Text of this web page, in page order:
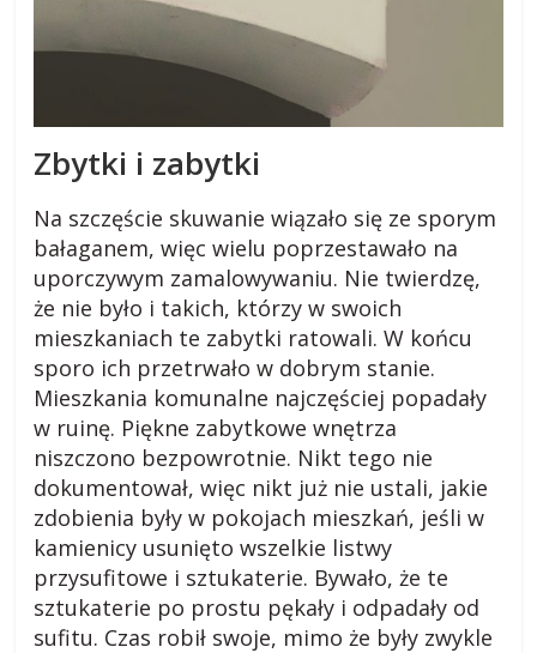
s
k
w
e
s
Zbytki i zabytki
Na szczęście skuwanie wiązało się ze sporym
bałaganem, więc wielu poprzestawało na
uporczywym zamalowywaniu. Nie twierdzę,
że nie było i takich, którzy w swoich
mieszkaniach te zabytki ratowali. W końcu
sporo ich przetrwało w dobrym stanie.
Mieszkania komunalne najczęściej popadały
w ruinę. Piękne zabytkowe wnętrza
niszczono bezpowrotnie. Nikt tego nie
dokumentował, więc nikt już nie ustali, jakie
zdobienia były w pokojach mieszkań, jeśli w
kamienicy usunięto wszelkie listwy
przysufitowe i sztukaterie. Bywało, że te
sztukaterie po prostu pękały i odpadały od
sufitu. Czas robił swoje, mimo że były zwykle